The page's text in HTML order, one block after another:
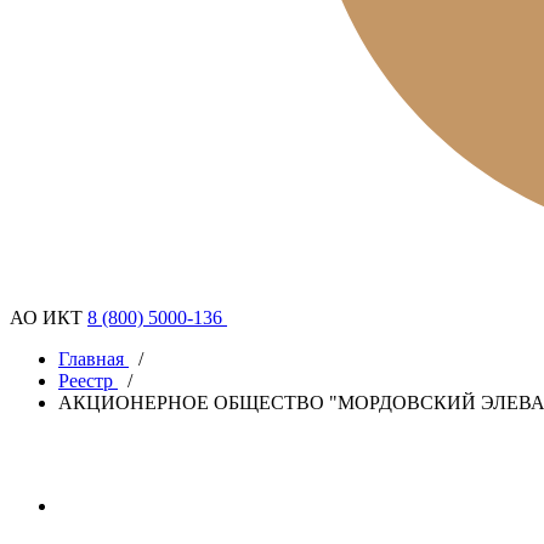
АО ИКТ 8 (800) 5000-136
Главная
/
Реестр
/
АКЦИОНЕРНОЕ ОБЩЕСТВО "МОРДОВСКИЙ